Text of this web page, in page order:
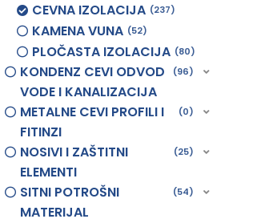
CEVNA IZOLACIJA 237
KAMENA VUNA 52
PLOČASTA IZOLACIJA 80
KONDENZ CEVI ODVOD
VODE I KANALIZACIJA
96
METALNE CEVI PROFILI I
FITINZI
0
NOSIVI I ZAŠTITNI
ELEMENTI
25
SITNI POTROŠNI
MATERIJAL
54